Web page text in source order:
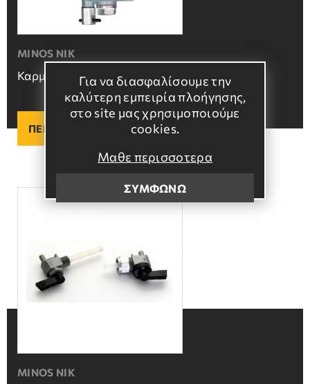
Για να διασφαλίσουμε την
καλύτερη εμπειρία πλοήγησης,
στο site μας χρησιμοποιούμε
cookies.
Μαθε περισσοτερα
ΣΥΜΦΩΝΩ
MINOS NIK
Καρμπυρατέρ
ΠΕΡΙΣΣΟΤΕΡΑ
MINOS NIK